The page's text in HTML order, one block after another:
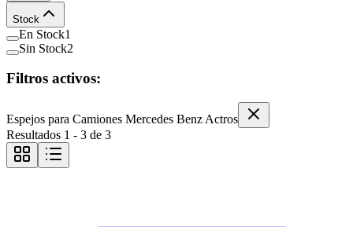
Stock
En Stock1
Sin Stock2
Filtros activos:
Espejos para Camiones Mercedes Benz Actros
Resultados 1 - 3 de 3